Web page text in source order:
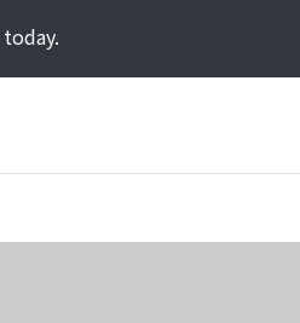
today.